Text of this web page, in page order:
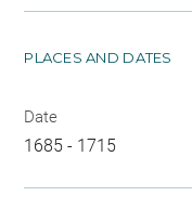
PLACES AND DATES
Date
1685 - 1715